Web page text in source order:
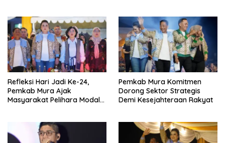
Refleksi Hari Jadi Ke-24,
Pemkab Mura Ajak
Masyarakat Pelihara Modal
Pemkab Mura Komitmen
Dorong Sektor Strategis
Demi Kesejahteraan Rakyat